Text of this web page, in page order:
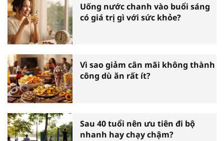
Uống nước chanh vào buổi sáng
có giá trị gì với sức khỏe?
Vì sao giảm cân mãi không thành
công dù ăn rất ít?
Sau 40 tuổi nên ưu tiên đi bộ
nhanh hay chạy chậm?